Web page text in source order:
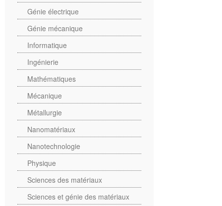
Génie électrique
Génie mécanique
Informatique
Ingénierie
Mathématiques
Mécanique
Métallurgie
Nanomatériaux
Nanotechnologie
Physique
Sciences des matériaux
Sciences et génie des matériaux